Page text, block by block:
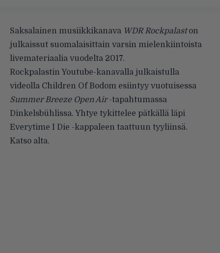
Saksalainen musiikkikanava WDR Rockpalaston
julkaissut suomalaisittain varsin mielenkiintoista
livemateriaalia vuodelta 2017.
Rockpalastin Youtube-kanavalla julkaistulla
videolla Children Of Bodom esiintyy vuotuisessa
Summer Breeze Open Air-tapahtumassa
Dinkelsbühlissa. Yhtye tykittelee pätkällä läpi
Everytime I Die -kappaleen taattuun tyyliinsä.
Katso alta.